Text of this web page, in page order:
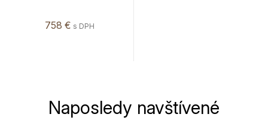
758 € s DPH
Naposledy navštívené